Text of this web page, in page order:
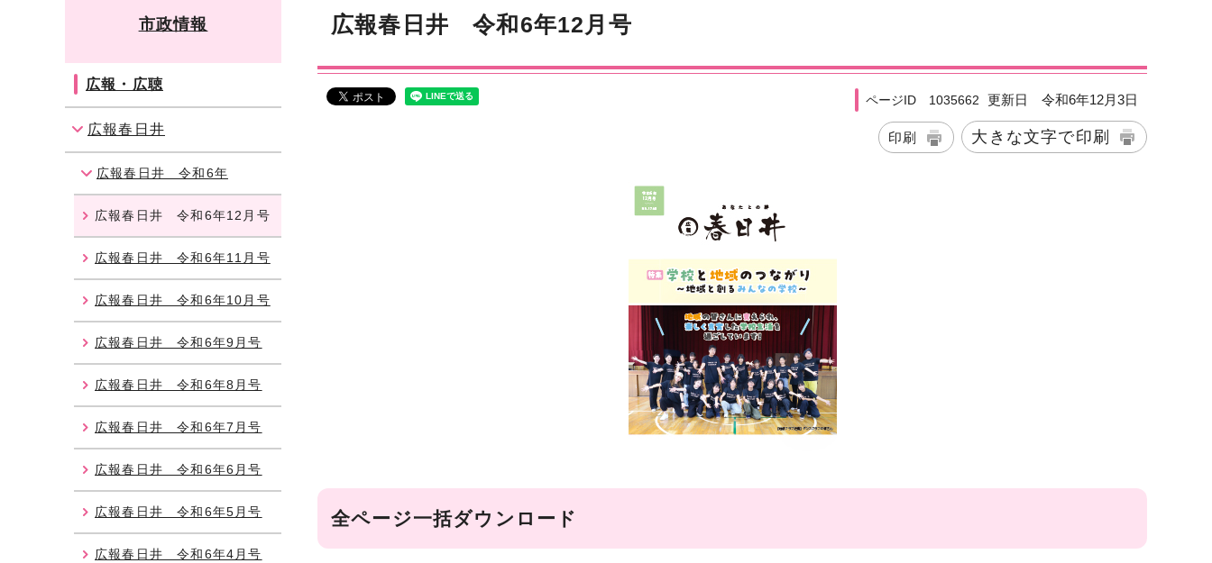
広報春日井 令和6年12月号
ページID 1035662 更新日 令和6年12月3日
印刷 大きな文字で印刷
全ページ一括ダウンロード
市政情報
広報・広聴
広報春日井
広報春日井 令和6年
広報春日井 令和6年12月号
広報春日井 令和6年11月号
広報春日井 令和6年10月号
広報春日井 令和6年9月号
広報春日井 令和6年8月号
広報春日井 令和6年7月号
広報春日井 令和6年6月号
広報春日井 令和6年5月号
広報春日井 令和6年4月号